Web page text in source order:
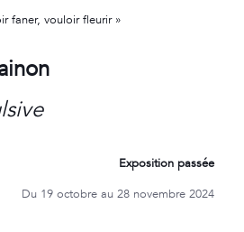
faner, vouloir fleurir »
Exposition passée
Du 19 octobre au 28 novembre 2024